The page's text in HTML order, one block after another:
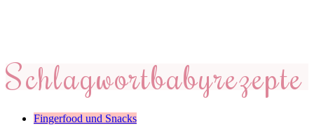
Schlagwortbabyrezepte
Fingerfood und Snacks